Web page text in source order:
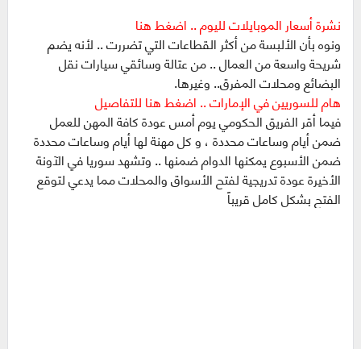
نشرة أسعار الموبايلات لليوم .. اضغط هنا
ونوه بأن الألبسة من أكثر القطاعات التي تضررت .. لأنه يضم
شريحة واسعة من العمال .. من عتالة وسائقي سيارات نقل
البضائع ومحلات المفرق.. وغيرها.
هام للسوريين في الإمارات .. اضغط هنا للتفاصيل
فيما أقر الفريق الحكومي يوم أمس عودة كافة المهن للعمل
ضمن أيام وساعات محددة ، و كل مهنة لها أيام وساعات محددة
ضمن الأسبوع يمكنها الدوام ضمنها .. وتشهد سوريا في الآونة
الأخيرة عودة تدريجية لفتح الأسواق والمحلات مما يدعي لتوقع
الفتح بشكل كامل قريباً